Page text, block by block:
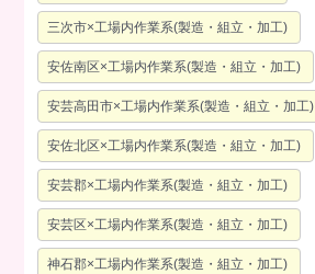
三次市×工場内作業系(製造・組立・加工)
安佐南区×工場内作業系(製造・組立・加工)
安芸高田市×工場内作業系(製造・組立・加工)
安佐北区×工場内作業系(製造・組立・加工)
安芸郡×工場内作業系(製造・組立・加工)
安芸区×工場内作業系(製造・組立・加工)
神石郡×工場内作業系(製造・組立・加工)